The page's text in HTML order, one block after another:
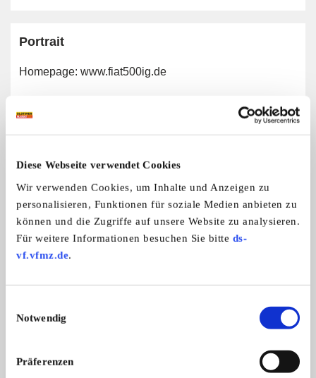
Diese Webseite verwendet Cookies
Wir verwenden Cookies, um Inhalte und Anzeigen zu
personalisieren, Funktionen für soziale Medien anbieten zu
können und die Zugriffe auf unsere Website zu analysieren.
Für weitere Informationen besuchen Sie bitte ds-
vf.vfmz.de.
Notwendig
Präferenzen
Portrait
Homepage: www.fiat500ig.de
Automarken:
Fiat 500 IG München